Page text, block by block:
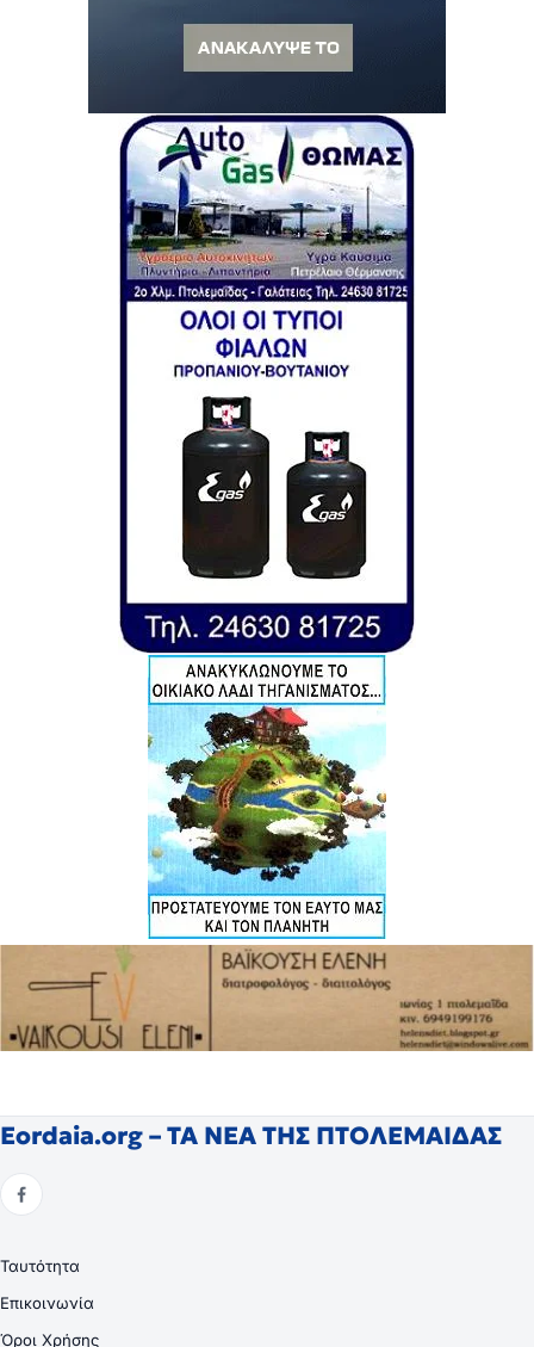
Eordaia.org – ΤΑ ΝΕΑ ΤΗΣ ΠΤΟΛΕΜΑΙΔΑΣ
Ταυτότητα
Επικοινωνία
Όροι Χρήσης